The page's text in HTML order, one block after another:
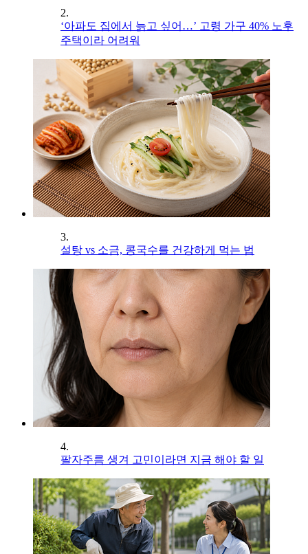
2.
‘아파도 집에서 늙고 싶어…’ 고령 가구 40% 노후
주택이라 어려워
3.
설탕 vs 소금, 콩국수를 건강하게 먹는 법
4.
팔자주름 생겨 고민이라면 지금 해야 할 일